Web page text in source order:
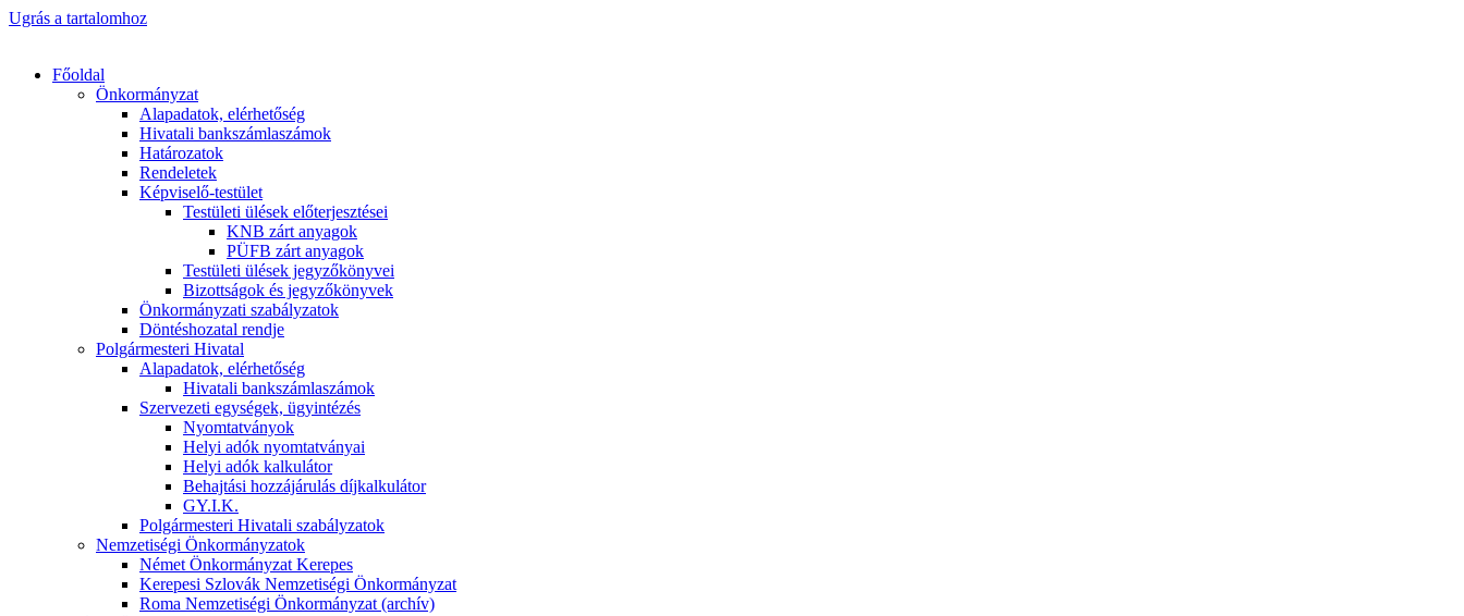
Ugrás a tartalomhoz
Főoldal
Önkormányzat
Alapadatok, elérhetőség
Hivatali bankszámlaszámok
Határozatok
Rendeletek
Képviselő-testület
Testületi ülések előterjesztései
KNB zárt anyagok
PÜFB zárt anyagok
Testületi ülések jegyzőkönyvei
Bizottságok és jegyzőkönyvek
Önkormányzati szabályzatok
Döntéshozatal rendje
Polgármesteri Hivatal
Alapadatok, elérhetőség
Hivatali bankszámlaszámok
Szervezeti egységek, ügyintézés
Nyomtatványok
Helyi adók nyomtatványai
Helyi adók kalkulátor
Behajtási hozzájárulás díjkalkulátor
GY.I.K.
Polgármesteri Hivatali szabályzatok
Nemzetiségi Önkormányzatok
Német Önkormányzat Kerepes
Kerepesi Szlovák Nemzetiségi Önkormányzat
Roma Nemzetiségi Önkormányzat (archív)